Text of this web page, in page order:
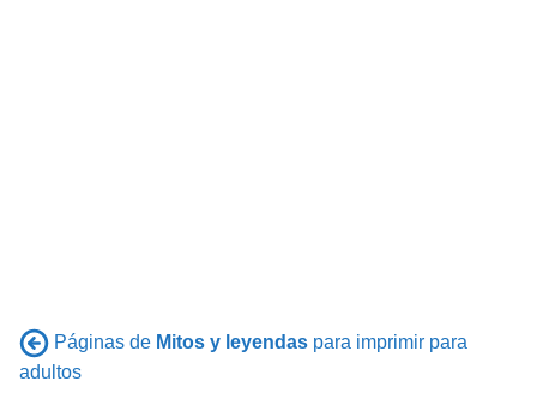
Páginas de Mitos y leyendas para imprimir para
adultos